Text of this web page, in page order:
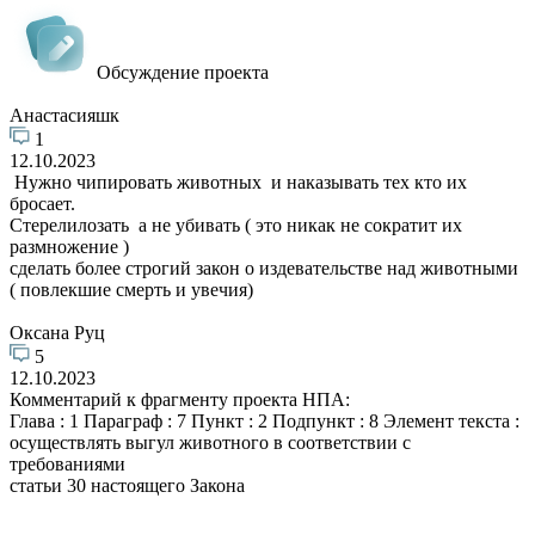
Обсуждение проекта
Анастасияшк
1
12.10.2023
Нужно чипировать животных и наказывать тех кто их
бросает.
Стерелилозать а не убивать ( это никак не сократит их
размножение )
сделать более строгий закон о издевательстве над животными
( повлекшие смерть и увечия)
Оксана Руц
5
12.10.2023
Комментарий к фрагменту проекта НПА:
Глава : 1 Параграф : 7 Пункт : 2 Подпункт : 8 Элемент текста :
осуществлять выгул животного в соответствии с
требованиями
статьи 30 настоящего Закона